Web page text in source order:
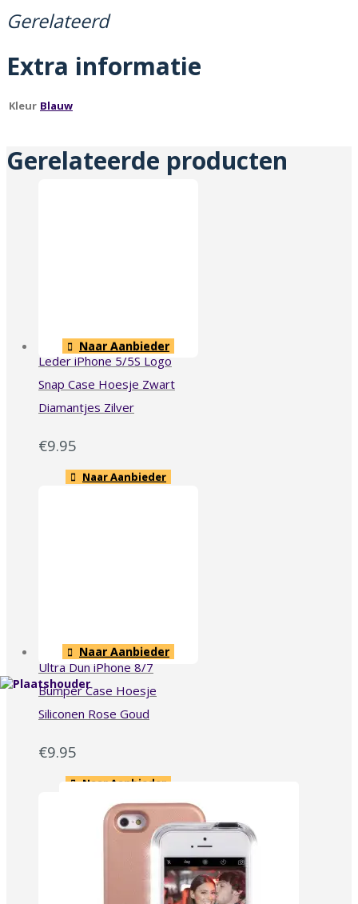
Gerelateerd
Extra informatie
Kleur Blauw
Gerelateerde producten
Naar Aanbieder
Leder iPhone 5/5S Logo
Snap Case Hoesje Zwart
Diamantjes Zilver
€9.95
Naar Aanbieder
Naar Aanbieder
Ultra Dun iPhone 8/7
Bumper Case Hoesje
Siliconen Rose Goud
€9.95
Naar Aanbieder